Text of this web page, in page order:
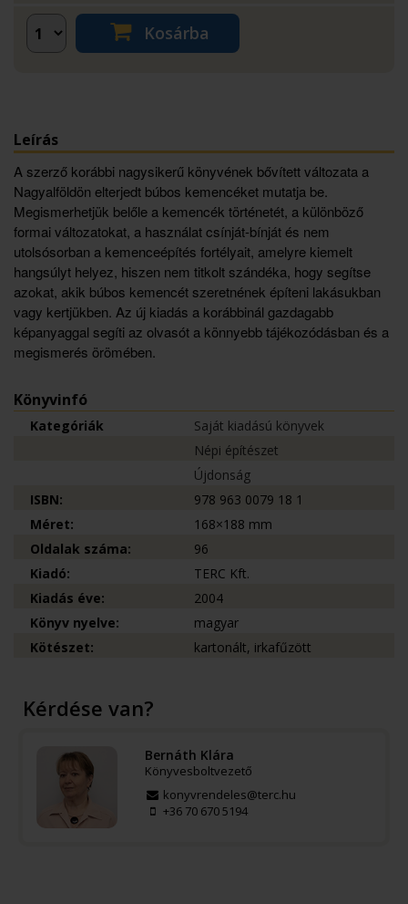
Kosárba
Leírás
A szerző korábbi nagysikerű könyvének bővített változata a
Nagyalföldön elterjedt búbos kemencéket mutatja be.
Megismerhetjük belőle a kemencék történetét, a különböző
formai változatokat, a használat csínját-bínját és nem
utolsósorban a kemenceépítés fortélyait, amelyre kiemelt
hangsúlyt helyez, hiszen nem titkolt szándéka, hogy segítse
azokat, akik búbos kemencét szeretnének építeni lakásukban
vagy kertjükben. Az új kiadás a korábbinál gazdagabb
képanyaggal segíti az olvasót a könnyebb tájékozódásban és a
megismerés örömében.
Könyvinfó
Kategóriák
Saját kiadású könyvek
Népi építészet
Újdonság
ISBN:
978 963 0079 18 1
Méret:
168×188 mm
Oldalak száma:
96
Kiadó:
TERC Kft.
Kiadás éve:
2004
Könyv nyelve:
magyar
Kötészet:
kartonált, irkafűzött
Kérdése van?
Bernáth Klára
Könyvesboltvezető
konyvrendeles@terc.hu
+36 70 670 5194